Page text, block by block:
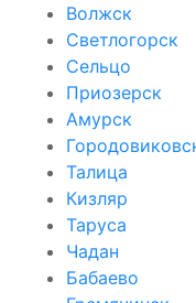
Волжск
Светлогорск
Сельцо
Приозерск
Амурск
Талица
Кизляр
Таруса
Чадан
Бабаево